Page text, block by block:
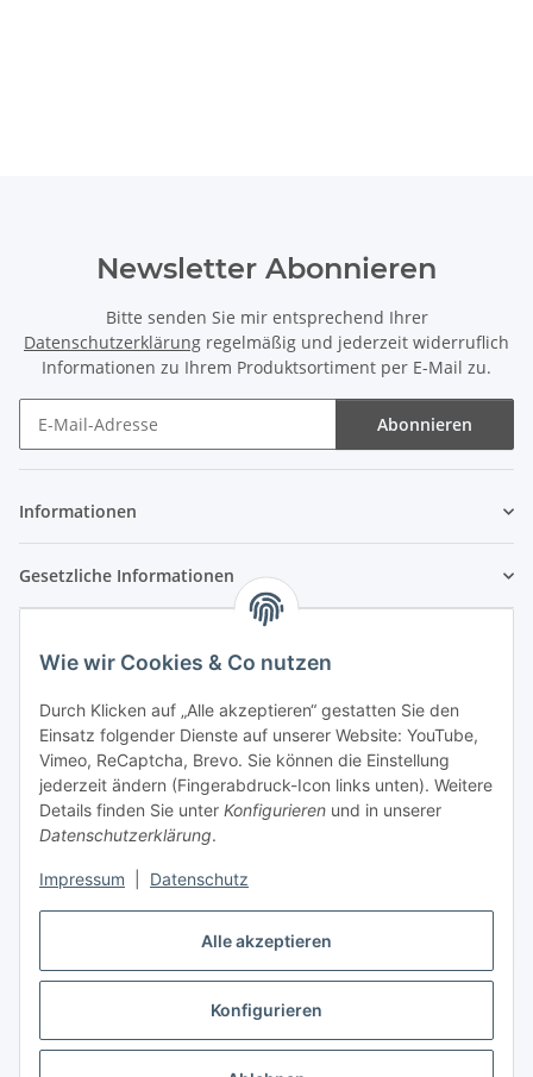
Alle akzeptieren
Konfigurieren
Wie wir Cookies & Co nutzen
Durch Klicken auf „Alle akzeptieren“ gestatten Sie den
Einsatz folgender Dienste auf unserer Website: YouTube,
Vimeo, ReCaptcha, Brevo. Sie können die Einstellung
jederzeit ändern (Fingerabdruck-Icon links unten). Weitere
Details finden Sie unter Konfigurieren und in unserer
Datenschutzerklärung.
Impressum Datenschutz
Newsletter Abonnieren
Bitte senden Sie mir entsprechend Ihrer
Datenschutzerklärung regelmäßig und jederzeit widerruflich
Informationen zu Ihrem Produktsortiment per E-Mail zu.
Abonnieren
Informationen
Gesetzliche Informationen
Vertrag widerrufen